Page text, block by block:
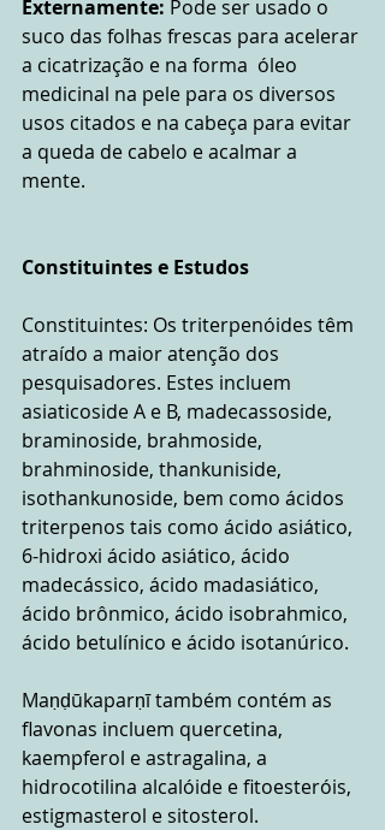
Externamente: Pode ser usado o
suco das folhas frescas para acelerar
a cicatrização e na forma  óleo
medicinal na pele para os diversos
usos citados e na cabeça para evitar
a queda de cabelo e acalmar a
mente.
Constituintes e Estudos
Constituintes: Os triterpenóides têm
atraído a maior atenção dos
pesquisadores. Estes incluem
asiaticoside A e B, madecassoside,
braminoside, brahmoside,
brahminoside, thankuniside,
isothankunoside, bem como ácidos
triterpenos tais como ácido asiático,
6-hidroxi ácido asiático, ácido
madecássico, ácido madasiático,
ácido brônmico, ácido isobrahmico,
ácido betulínico e ácido isotanúrico.
Maṇḍūkaparṇī também contém as
flavonas incluem quercetina,
kaempferol e astragalina, a
hidrocotilina alcalóide e fitoesteróis,
estigmasterol e sitosterol.